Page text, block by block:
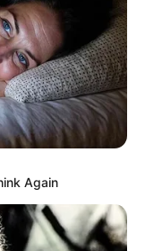
ТЦК:
та не
(фото)
в
Again